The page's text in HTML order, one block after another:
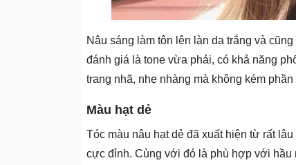
Nâu sáng làm tôn lên làn da trắng và
đánh giá là tone vừa phải, có khả năng
trang nhã, nhẹ nhàng mà không kém phần
Màu hạt dẻ
Tóc màu nâu hạt dẻ đã xuất hiện từ rất
cực đỉnh. Cùng với đó là phù hợp với